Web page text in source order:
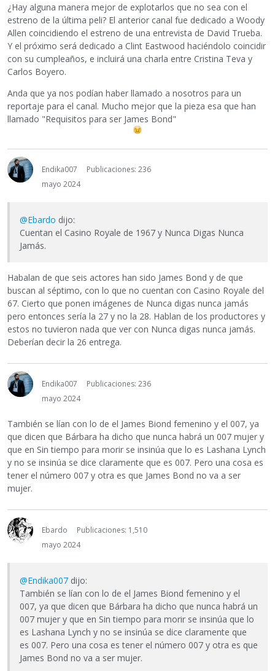
¿Hay alguna manera mejor de explotarlos que no sea con el
estreno de la última peli? El anterior canal fue dedicado a Woody
Allen coincidiendo el estreno de una entrevista de David Trueba.
Y el próximo será dedicado a Clint Eastwood haciéndolo coincidir
con su cumpleaños, e incluirá una charla entre Cristina Teva y
Carlos Boyero.
Anda que ya nos podían haber llamado a nosotros para un
reportaje para el canal. Mucho mejor que la pieza esa que han
llamado "Requisitos para ser James Bond"
Endika007
Publicaciones: 236
mayo 2024
@Ebardo dijo:
Cuentan el Casino Royale de 1967 y Nunca Digas Nunca
Jamás.
Habalan de que seis actores han sido James Bond y de que
buscan al séptimo, con lo que no cuentan con Casino Royale del
67. Cierto que ponen imágenes de Nunca digas nunca jamás
pero entonces sería la 27 y no la 28. Hablan de los productores y
estos no tuvieron nada que ver con Nunca digas nunca jamás.
Deberían decir la 26 entrega.
Endika007
Publicaciones: 236
mayo 2024
También se lían con lo de el James Biond femenino y el 007, ya
que dicen que Bárbara ha dicho que nunca habrá un 007 mujer y
que en Sin tiempo para morir se insinúa que lo es Lashana Lynch
y no se insinúa se dice claramente que es 007. Pero una cosa es
tener el número 007 y otra es que James Bond no va a ser
mujer.
Ebardo
Publicaciones: 1,510
mayo 2024
@Endika007 dijo:
También se lían con lo de el James Biond femenino y el
007, ya que dicen que Bárbara ha dicho que nunca habrá un
007 mujer y que en Sin tiempo para morir se insinúa que lo
es Lashana Lynch y no se insinúa se dice claramente que
es 007. Pero una cosa es tener el número 007 y otra es que
James Bond no va a ser mujer.